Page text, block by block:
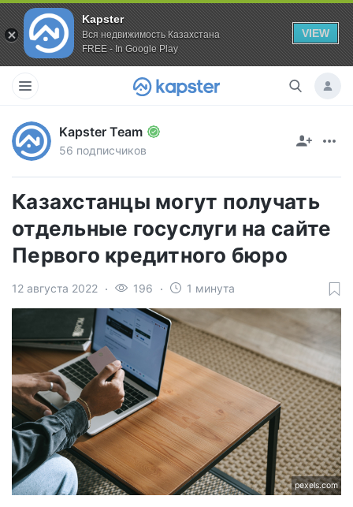
Kapster
Вся недвижимость Казахстана
FREE - In Google Play
VIEW
Kapster Team
56 подписчиков
Казахстанцы могут получать
отдельные госуслуги на сайте
Первого кредитного бюро
12 августа 2022 196 1 минута
pexels.com